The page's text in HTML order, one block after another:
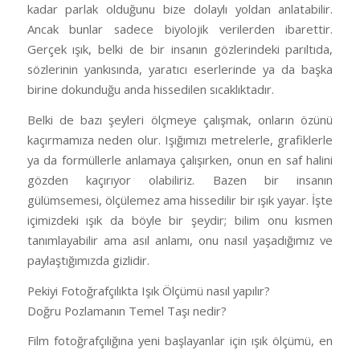
kadar parlak olduğunu bize dolaylı yoldan anlatabilir.
Ancak bunlar sadece biyolojik verilerden ibarettir.
Gerçek ışık, belki de bir insanın gözlerindeki parıltıda,
sözlerinin yankısında, yaratıcı eserlerinde ya da başka
birine dokunduğu anda hissedilen sıcaklıktadır.
Belki de bazı şeyleri ölçmeye çalışmak, onların özünü
kaçırmamıza neden olur. Işığımızı metrelerle, grafiklerle
ya da formüllerle anlamaya çalışırken, onun en saf halini
gözden kaçırıyor olabiliriz. Bazen bir insanın
gülümsemesi, ölçülemez ama hissedilir bir ışık yayar. İşte
içimizdeki ışık da böyle bir şeydir; bilim onu kısmen
tanımlayabilir ama asıl anlamı, onu nasıl yaşadığımız ve
paylaştığımızda gizlidir.
Pekiyi Fotoğrafçılıkta Işık Ölçümü nasıl yapılır?
Doğru Pozlamanın Temel Taşı nedir?
Film fotoğrafçılığına yeni başlayanlar için ışık ölçümü, en